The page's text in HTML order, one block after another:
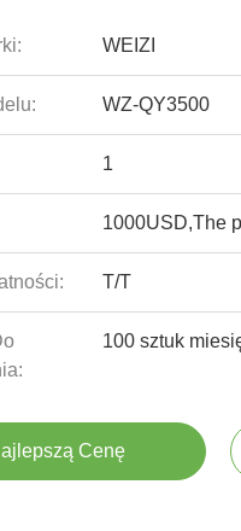
WEIZI
WZ-QY3500
1
1000USD,The
T/T
100 sztuk
Cenę